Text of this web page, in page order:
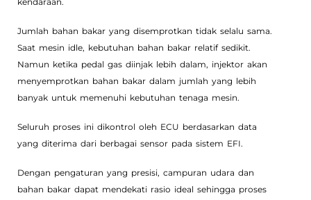
Jumlah bahan bakar yang disemprotkan tidak selalu sama.
Saat mesin idle, kebutuhan bahan bakar relatif sedikit.
Namun ketika pedal gas diinjak lebih dalam, injektor akan
menyemprotkan bahan bakar dalam jumlah yang lebih
banyak untuk memenuhi kebutuhan tenaga mesin.
Seluruh proses ini dikontrol oleh ECU berdasarkan data
yang diterima dari berbagai sensor pada sistem EFI.
Dengan pengaturan yang presisi, campuran udara dan
bahan bakar dapat mendekati rasio ideal sehingga proses